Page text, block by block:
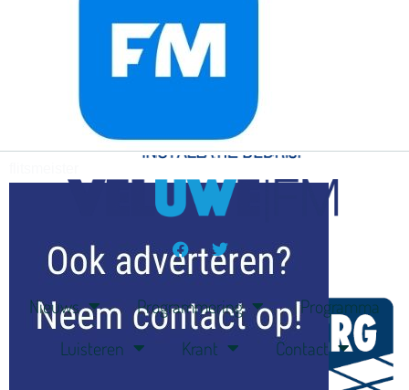
Nieuws Programmering
Programma
Luisteren
Krant Contact